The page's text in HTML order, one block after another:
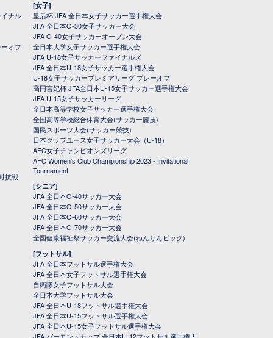
ナル
オフ
抗戦
[女子]
皇后杯 JFA 全日本女子サッカー選手権大会
JFA 全日本O-30女子サッカー大会
JFA O-40女子サッカーオープン大会
全日本大学女子サッカー選手権大会
JFA U-18女子サッカーファイナルズ
JFA 全日本U-18女子サッカー選手権大会
U-18女子サッカープレミアリーグ プレーオフ
高円宮妃杯 JFA全日本U-15女子サッカー選手権大会
JFA U-15女子サッカーリーグ
全日本高等学校女子サッカー選手権大会
全国高等学校総合体育大会(サッカー競技)
国民スポーツ大会(サッカー競技)
日本クラブユース女子サッカー大会（U-18）
AFC女子チャンピオンズリーグ
AFC Women's Club Championship 2023 - Invitational
Tournament
[シニア]
JFA 全日本O-40サッカー大会
JFA 全日本O-50サッカー大会
JFA 全日本O-60サッカー大会
JFA 全日本O-70サッカー大会
全国健康福祉祭サッカー交流大会(ねんりんピック)
[フットサル]
JFA 全日本フットサル選手権大会
JFA 全日本女子フットサル選手権大会
自衛隊女子フットサル大会
全日本大学フットサル大会
JFA 全日本U-18フットサル選手権大会
JFA 全日本U-15フットサル選手権大会
JFA 全日本U-15女子フットサル選手権大会